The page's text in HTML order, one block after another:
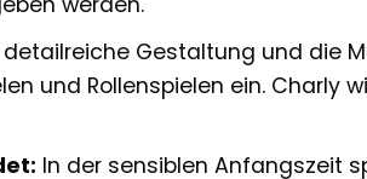
detailreiche Gestaltung und die
und Rollenspielen ein. Charly
In der sensiblen Anfangszeit